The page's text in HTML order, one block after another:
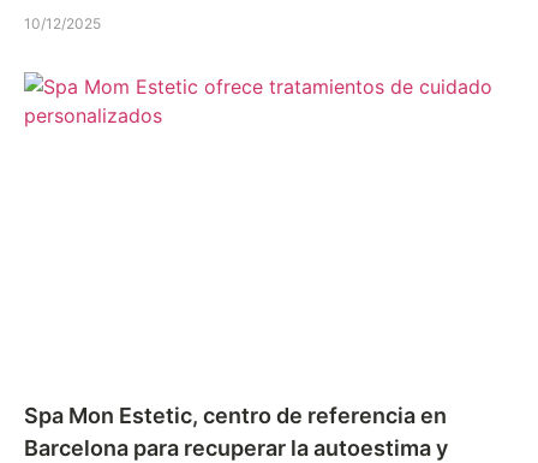
10/12/2025
Spa Mon Estetic, centro de referencia en
Barcelona para recuperar la autoestima y